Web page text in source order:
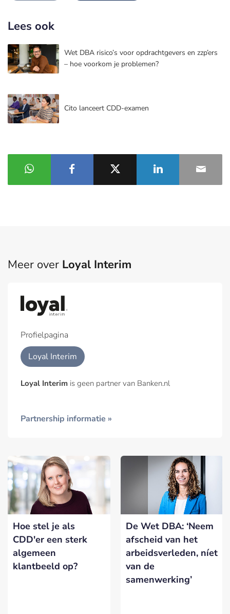
Lees ook
Wet DBA risico’s voor opdrachtgevers en zzp’ers
– hoe voorkom je problemen?
Cito lanceert CDD-examen
Meer over Loyal Interim
Profielpagina
Loyal Interim
Loyal Interim is geen partner van Banken.nl
Partnership informatie »
Hoe stel je als
CDD'er een sterk
algemeen
klantbeeld op?
De Wet DBA: ‘Neem
afscheid van het
arbeidsverleden, níet
van de
samenwerking’